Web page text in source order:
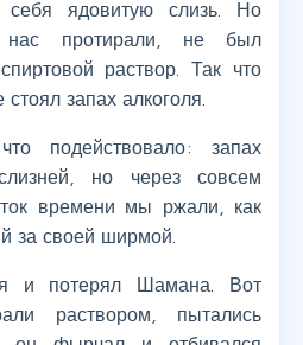
ядовитую слизь. Но
нас протирали, не был
раствор. Так что
запах алкоголя.
подействовало: запах
но через совсем
времени мы ржали, как
за своей ширмой.
и потерял Шамана. Вот
раствором, пытались